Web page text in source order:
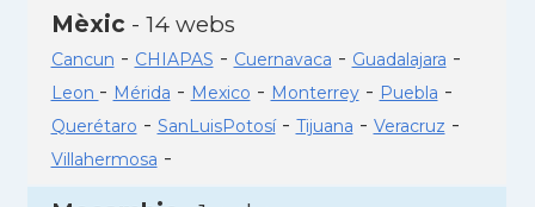
Mèxic - 14 webs
Cancun - CHIAPAS - Cuernavaca - Guadalajara -
Leon - Mérida - Mexico - Monterrey- Puebla -
Querétaro - SanLuisPotosí- Tijuana - Veracruz -
Villahermosa -